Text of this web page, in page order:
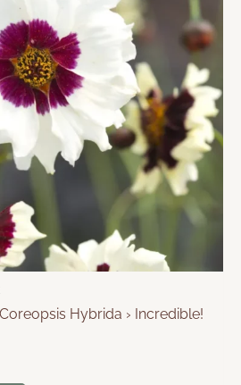
Hybrida › Incredible!